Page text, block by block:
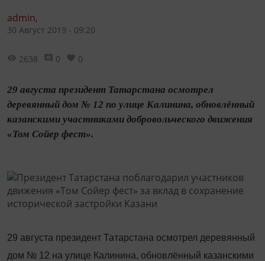
admin,
30 Август 2019 - 09:20
2638 0 0
29 августа президент Татарстана осмотрел
деревянный дом № 12 по улице Калинина, обновлённый
казанскими участниками добровольческого движения
«Том Сойер фест».
29 августа президент Татарстана осмотрел деревянный
дом № 12 на улице Калинина, обновлённый казанскими